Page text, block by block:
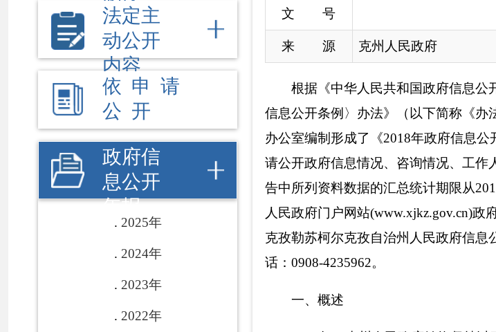
政府信
息公开
年报
2025年
2024年
2023年
2022年
2021年
2018年
2017年
2016年
形成了 《201
请公开政府信息情况、咨询情况、工作人员及收费情况
告中所列资料数据的汇总统计期限从2018年1月1日起至201
人民政府门户网站(www.xjkz.gov.cn)政府信息公开
克孜勒苏柯尔克孜自治州人民政府信息公开机构联系；
话：0908-4235962。
一、概述
2018年，克州人民政府始终坚持以 习近平新时代中
长治久安总目标，坚持以“公开为常态、不公开为例外”
国务院、自治区深化“放管服”改革有关政务公开要求，
目批准和实施、社会公益事业建设等重点领域公开，以
照自治区的统一部署，进一步加强组织领导，按照依法
革、“互联网+政务服务”工作，统筹推进决策、执行、